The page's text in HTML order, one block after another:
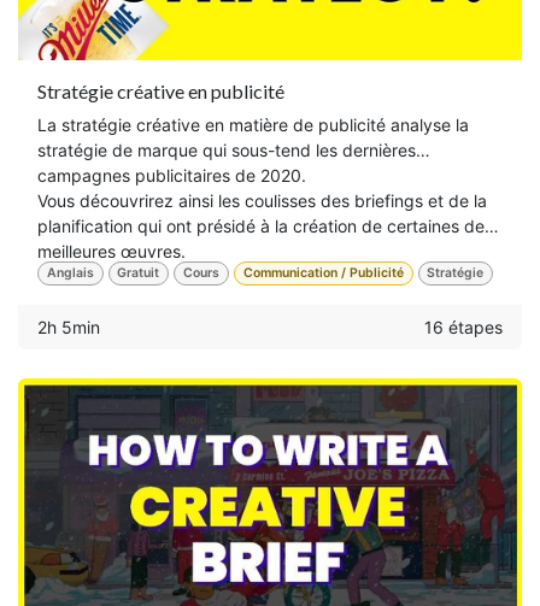
Stratégie créative en publicité
La stratégie créative en matière de publicité analyse la
stratégie de marque qui sous-tend les dernières
campagnes publicitaires de 2020.
Vous découvrirez ainsi les coulisses des briefings et de la
planification qui ont présidé à la création de certaines des
meilleures œuvres.
Anglais Gratuit Cours Communication / Publicité Stratégie
2h 5min 16 étapes